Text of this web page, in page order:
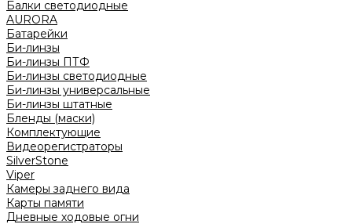
Балки светодиодные
AURORA
Батарейки
Би-линзы
Би-линзы ПТФ
Би-линзы светодиодные
Би-линзы универсальные
Би-линзы штатные
Бленды (маски)
Комплектующие
Видеорегистраторы
SilverStone
Viper
Камеры заднего вида
Карты памяти
Дневные ходовые огни